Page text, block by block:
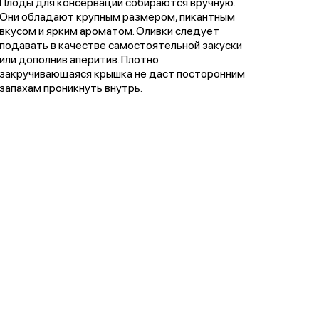
Они обладают крупным размером, пикантным
вкусом и ярким ароматом. Оливки следует
подавать в качестве самостоятельной закуски
или дополнив аперитив. Плотно
закручивающаяся крышка не даст посторонним
запахам проникнуть внутрь.